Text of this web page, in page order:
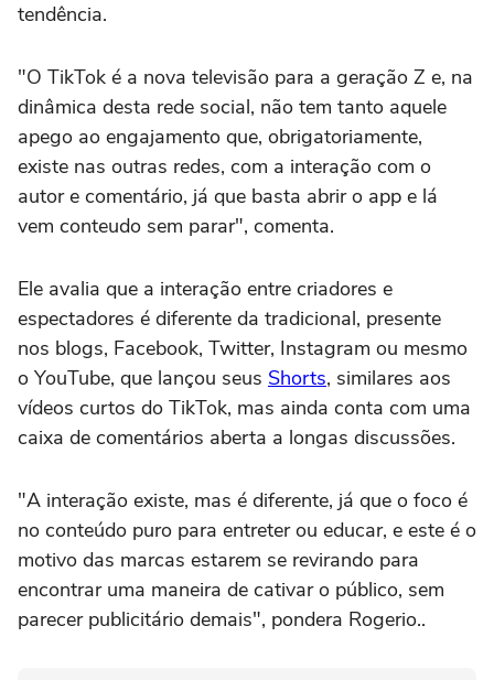
tendência.
"O TikTok é a nova televisão para a geração Z e, na
dinâmica desta rede social, não tem tanto aquele
apego ao engajamento que, obrigatoriamente,
existe nas outras redes, com a interação com o
autor e comentário, já que basta abrir o app e lá
vem conteudo sem parar", comenta.
Ele avalia que a interação entre criadores e
espectadores é diferente da tradicional, presente
nos blogs, Facebook, Twitter, Instagram ou mesmo
o YouTube, que lançou seus Shorts, similares aos
vídeos curtos do TikTok, mas ainda conta com uma
caixa de comentários aberta a longas discussões.
"A interação existe, mas é diferente, já que o foco é
no conteúdo puro para entreter ou educar, e este é o
motivo das marcas estarem se revirando para
encontrar uma maneira de cativar o público, sem
parecer publicitário demais", pondera Rogerio..